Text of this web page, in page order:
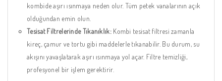
kombide aşırı ısınmaya neden olur. Tüm petek vanalarının açık
olduğundan emin olun.
Tesisat Filtrelerinde Tıkanıklık:Kombi tesisat filtresi zamanla
kireç, çamur ve tortu gibi maddelerle tıkanabilir. Bu durum, su
akışını yavaşlatarak aşırı ısınmaya yol açar. Filtre temizliği,
profesyonel bir işlem gerektirir.